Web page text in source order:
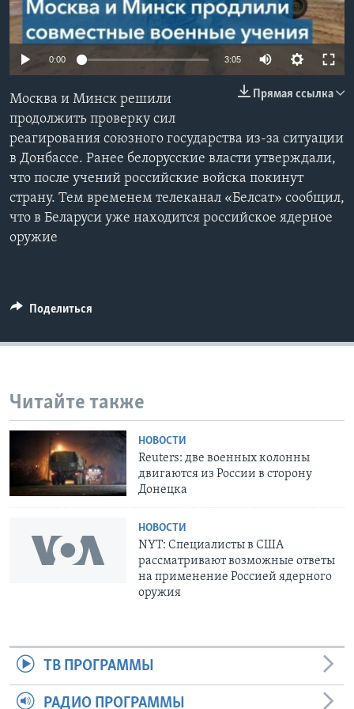
Learning English
Языки
0:00 3:05
Прямая ссылка
Москва и Минск решили
продолжить проверку сил
реагирования союзного государства из-за ситуации
в Донбассе. Ранее белорусские власти утверждали,
что после учений российские войска покинут
страну. Тем временем телеканал «Белсат» сообщил,
что в Беларуси уже находится российское ядерное
оружие
Поделиться
Читайте также
НОВОСТИ
Reuters: две военных колонны
двигаются из России в сторону
Донецка
НОВОСТИ
NYT: Специалисты в США
рассматривают возможные ответы
на применение Россией ядерного
оружия
ТВ ПРОГРАММЫ
РАДИО ПРОГРАММЫ